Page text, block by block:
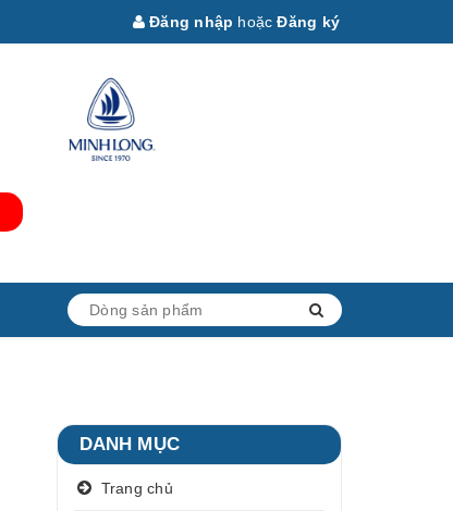
Đăng nhập hoặc Đăng ký
DANH MỤC
Trang chủ